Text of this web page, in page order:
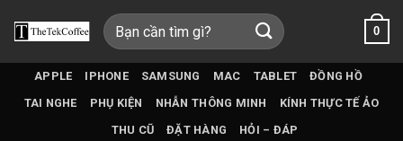
qua
Tìm
kiếm:
0
APPLE IPHONE SAMSUNG MAC TABLET
ĐỒNG HỒ
TAI NGHE
PHỤ KIỆN NHẪN THÔNG MINH
KÍNH THỰC TẾ ẢO
THU CŨ
ĐẶT HÀNG HỎI – ĐÁP